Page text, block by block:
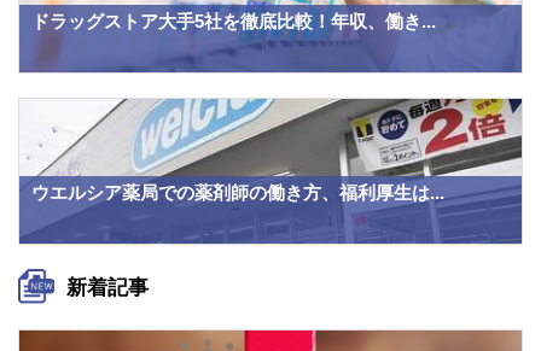
ドラッグストア大手5社を徹底比較！年収、働き...
ウエルシア薬局での薬剤師の働き方、福利厚生は...
新着記事